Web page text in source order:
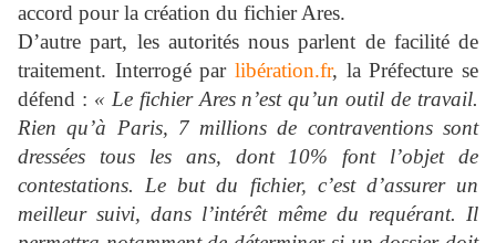
accord pour la création du fichier Ares.
D’autre part, les autorités nous parlent de facilité de
traitement. Interrogé par libération.fr, la Préfecture se
défend : « Le fichier Ares n’est qu’un outil de travail.
Rien qu’à Paris, 7 millions de contraventions sont
dressées tous les ans, dont 10% font l’objet de
contestations. Le but du fichier, c’est d’assurer un
meilleur suivi, dans l’intérêt même du requérant. Il